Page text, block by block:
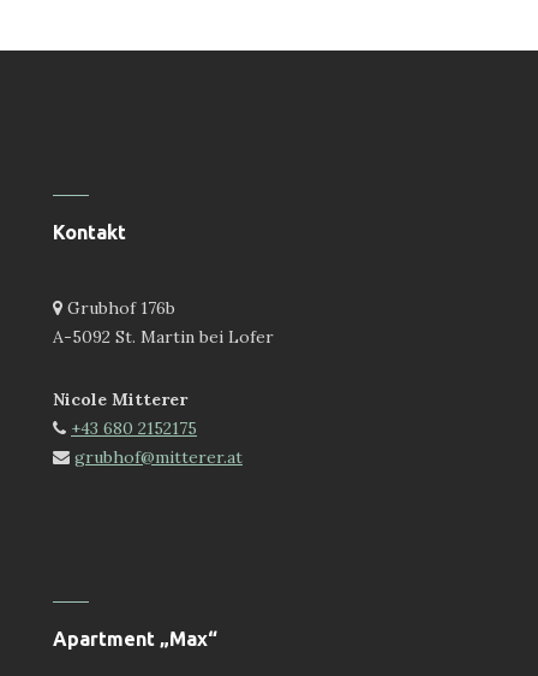
Kontakt
Grubhof 176b
A-5092 St. Martin bei Lofer
Nicole Mitterer
+43 680 2152175
grubhof@mitterer.at
Apartment „Max“